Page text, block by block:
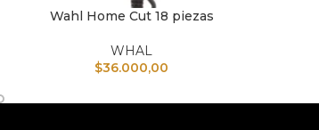
AÑADIR AL CARRITO
Wahl Home Cut 18 piezas
WHAL
$36.000,00